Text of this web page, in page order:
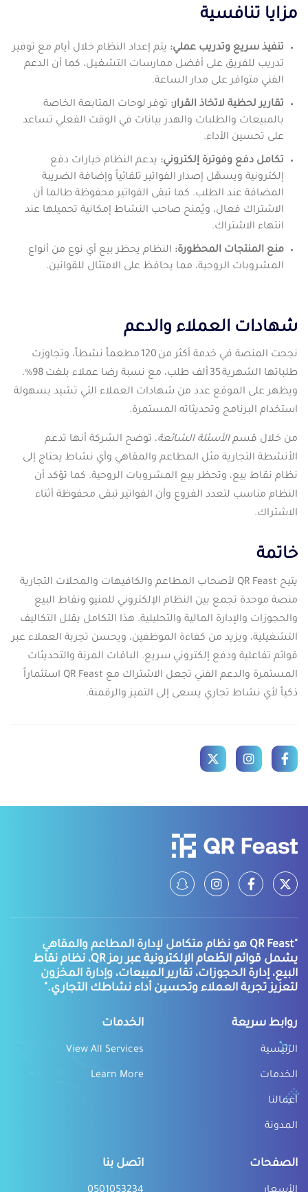
مزايا تنافسية
تنفيذ سريع وتدريب عملي: يتم إعداد النظام خلال أيام مع توفير
تدريب للفريق على أفضل ممارسات التشغيل، كما أن الدعم
الفني متوافر على مدار الساعة.
تقارير لحظية لاتخاذ القرار: توفر لوحات المتابعة الخاصة
بالمبيعات والطلبات والهدر بيانات في الوقت الفعلي تساعد
على تحسين الأداء.
تكامل دفع وفوترة إلكتروني: يدعم النظام خيارات دفع
إلكترونية ويسهّل إصدار الفواتير تلقائياً وإضافة الضريبة
المضافة عند الطلب. كما تبقى الفواتير محفوظة طالما أن
الاشتراك فعال، ويُمنح صاحب النشاط إمكانية تحميلها عند
انتهاء الاشتراك.
منع المنتجات المحظورة: النظام يحظر بيع أي نوع من أنواع
المشروبات الروحية، مما يحافظ على الامتثال للقوانين.
شهادات العملاء والدعم
نجحت المنصة في خدمة أكثر من 120 مطعماً نشطاً، وتجاوزت
طلباتها الشهرية 35 ألف طلب، مع نسبة رضا عملاء بلغت 98%.
ويظهر على الموقع عدد من شهادات العملاء التي تشيد بسهولة
استخدام البرنامج وتحديثاته المستمرة.
من خلال قسمالأسئلة الشائعة، توضح الشركة أنها تدعم
الأنشطة التجارية مثل المطاعم والمقاهي وأي نشاط يحتاج إلى
نظام نقاط بيع، وتحظر بيع المشروبات الروحية. كما تؤكد أن
النظام مناسب لتعدد الفروع وأن الفواتير تبقى محفوظة أثناء
الاشتراك.
خاتمة
يتيح QR Feast لأصحاب المطاعم والكافيهات والمحلات التجارية
منصة موحدة تجمع بين النظام الإلكتروني للمنيو ونقاط البيع
والحجوزات والإدارة المالية والتحليلية. هذا التكامل يقلل التكاليف
التشغيلية، ويزيد من كفاءة الموظفين، ويحسن تجربة العملاء عبر
قوائم تفاعلية ودفع إلكتروني سريع. الباقات المرنة والتحديثات
المستمرة والدعم الفني تجعل الاشتراك مع QR Feast استثماراً
ذكياً لأي نشاط تجاري يسعى إلى التميز والرقمنة.
"QR Feast هو نظام متكامل لإدارة المطاعم والمقاهي
يشمل قوائم الطّعام الإلكترونية عبر رمز QR، نظام نقاط
البيع، إدارة الحجوزات، تقارير المبيعات، وإدارة المخزون
لتعزيز تجربة العملاء وتحسين أداء نشاطك التجاري."
روابط سريعة
الرئيسية
الخدمات
أعمالنا
المدونة
الخدمات
View All Services
Learn More
الصفحات اتصل بنا